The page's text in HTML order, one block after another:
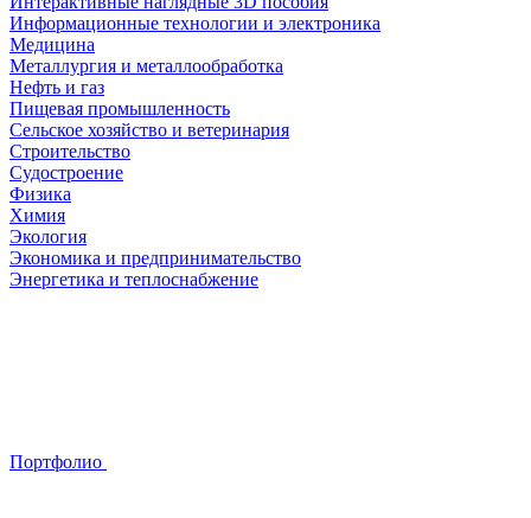
Информационные технологии и электроника
Медицина
Металлургия и металлообработка
Нефть и газ
Пищевая промышленность
Сельское хозяйство и ветеринария
Строительство
Судостроение
Физика
Химия
Экология
Экономика и предпринимательство
Энергетика и теплоснабжение
Портфолио